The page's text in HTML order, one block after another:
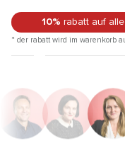
10% rabatt auf
* der rabatt wird im warenkorb